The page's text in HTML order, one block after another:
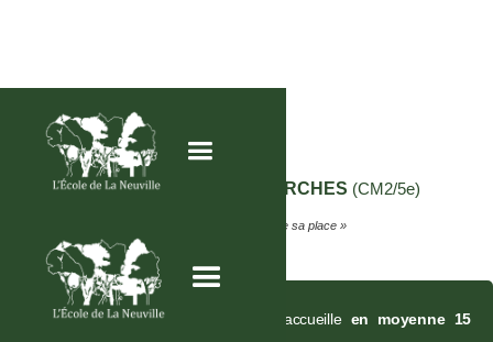
CLASSE DES ONZES MARCHES (CM2/5e)
« Une classe début de collège, où chacun trouve sa place »
La « Classe des Onze Marches » accueille en moyenne 15